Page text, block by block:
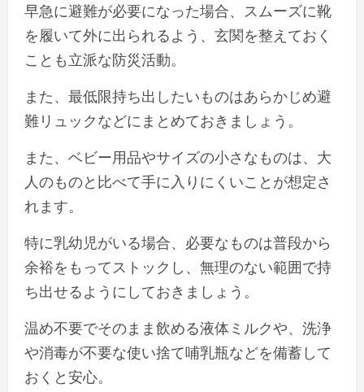
早急に避難が必要になった場合、スムーズに靴
を履いて外に出られるよう、玄関を整えておく
ことも立派な防災活動。
また、最低限持ち出したいものはあらかじめ避
難リュックなどにまとめておきましょう。
また、ベビー用品やサイズの小さなものは、大
人のものと比べて手に入りにくいことが想定さ
れます。
特に乳幼児がいる場合、必要なものは普段から
余裕をもってストックし、無理のない範囲で持
ち出せるようにしておきましょう。
温め不要でそのまま飲める液体ミルクや、洗浄
や消毒が不要な使い捨て哺乳瓶などを備蓄して
おくと安心。